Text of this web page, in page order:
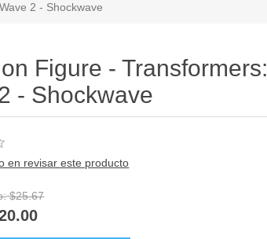
2 - Shockwave
Figure - Transformers:
- Shockwave
en revisar este producto
$25.67